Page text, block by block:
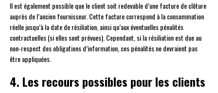
Il est également possible que le client soit redevable d’une facture de clôture
auprès de l’ancien fournisseur. Cette facture correspond à la consommation
réelle jusqu’à la date de résiliation, ainsi qu’aux éventuelles pénalités
contractuelles (si elles sont prévues). Cependant, si la résiliation est due au
non-respect des obligations d’information, ces pénalités ne devraient pas
être appliquées.
4. Les recours possibles pour les clients